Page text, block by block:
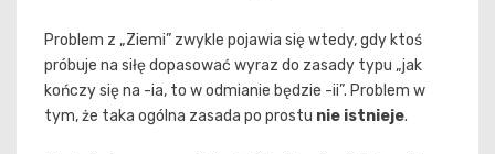
Problem z „Ziemi” zwykle pojawia się wtedy, gdy ktoś
próbuje na siłę dopasować wyraz do zasady typu „jak
kończy się na -ia, to w odmianie będzie -ii”. Problem w
tym, że taka ogólna zasada po prostu nie istnieje.